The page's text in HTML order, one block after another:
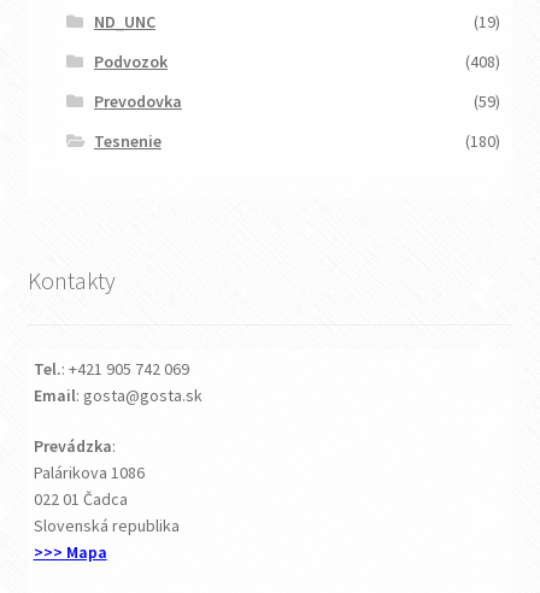
ND_UNC
(19)
Podvozok
(408)
Prevodovka
(59)
Tesnenie
(180)
Kontakty
Tel.: +421 905 742 069
Email: gosta@gosta.sk
Prevádzka:
Palárikova 1086
022 01 Čadca
Slovenská republika
>>> Mapa